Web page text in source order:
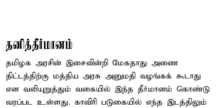
தனித்தீர்மானம்
தமிழக அரசின் இசைவின்றி மேகதாது அணை
திட்டத்திற்கு மத்திய அரசு அனுமதி வழங்கக் கூடாது
என வலியுறுத்தும் வகையில் இந்த தீர்மானம் கொண்டு
வரப்பட உள்ளது. காவிரி படுகையில் எந்த இடத்திலும்